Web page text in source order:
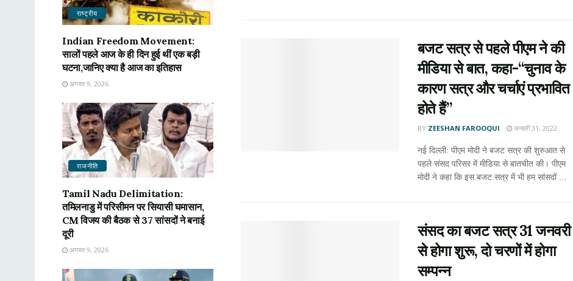
बजट सत्र से पहले पीएम ने की
मीडिया से बात, कहा-“चुनाव के
कारण सत्र और चर्चाएं प्रभावित
होते हैं”
BY ZEESHAN FAROOQUI जनवरी 31, 2022
नई दिल्ली: पीएम मोदी ने बजट सत्र की शुरुआत से
पहले संसद परिसर में मीडिया से बातचीत की। पीएम
मोदी ने कहा कि इस बजट सत्र में भी हम सांसदों ...
संसद का बजट सत्र 31 जनवरी
से होगा शुरू, दो चरणों में होगा
सम्पन्न
राष्ट्रीय
Indian Freedom Movement:
सालों पहले आज के ही दिन हुई थीं एक बड़ी
घटना,जानिए क्या है आज का इतिहास
अगस्त 9, 2026
राजनीति
Tamil Nadu Delimitation:
तमिलनाडु में परिसीमन पर सियासी घमासान,
CM विजय की बैठक से 37 सांसदों ने बनाई
दूरी
अगस्त 9, 2026